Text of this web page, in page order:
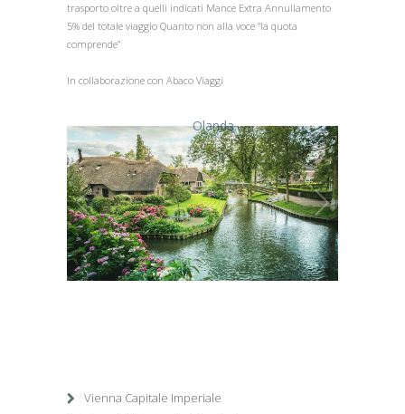
trasporto oltre a quelli indicati Mance Extra Annullamento
5% del totale viaggio Quanto non alla voce “la quota
comprende”
In collaborazione con Abaco Viaggi
1/1
Olanda
Vienna Capitale Imperiale